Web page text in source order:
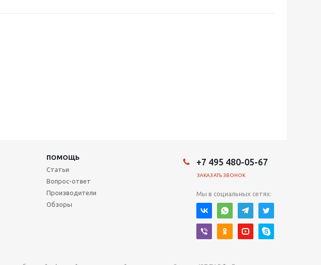
ПОМОЩЬ
Статьи
Вопрос-ответ
Производители
Обзоры
+7 495 480-05-67
ЗАКАЗАТЬ ЗВОНОК
Мы в социальных сетях: